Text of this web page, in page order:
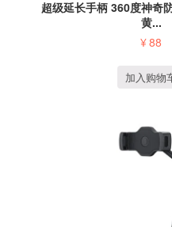
超级延长手柄 360度神奇
黄...
¥88
加入购物